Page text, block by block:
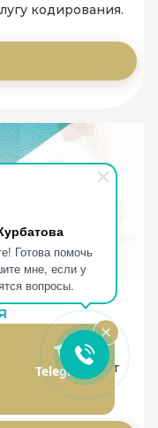
Готова помочь
мне, если у
вопросы.
кодирования.
онлайн-чат
Telegram